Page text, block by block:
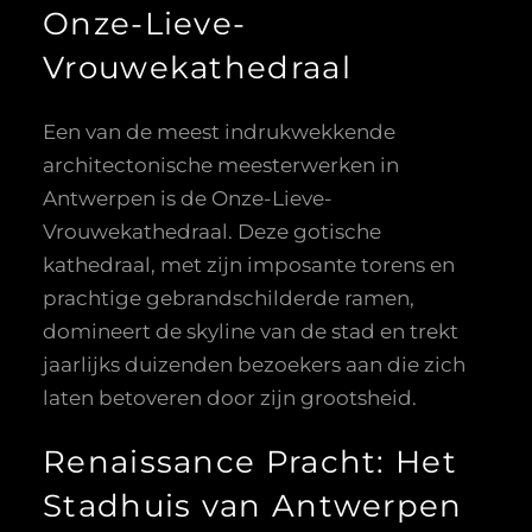
Onze-Lieve-
Vrouwekathedraal
Een van de meest indrukwekkende
architectonische meesterwerken in
Antwerpen is de Onze-Lieve-
Vrouwekathedraal. Deze gotische
kathedraal, met zijn imposante torens en
prachtige gebrandschilderde ramen,
domineert de skyline van de stad en trekt
jaarlijks duizenden bezoekers aan die zich
laten betoveren door zijn grootsheid.
Renaissance Pracht: Het
Stadhuis van Antwerpen